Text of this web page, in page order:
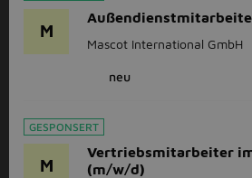
M
Mascot International GmbH
neu
GESPONSERT
M
Vertriebsmitarbeiter
(m/w/d)